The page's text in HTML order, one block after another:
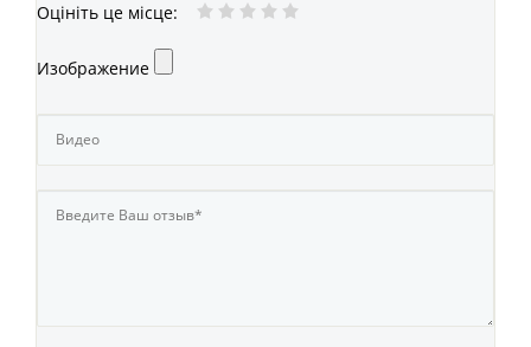
Оцініть це місце:
Изображение